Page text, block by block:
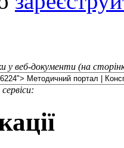
у веб-документи (на